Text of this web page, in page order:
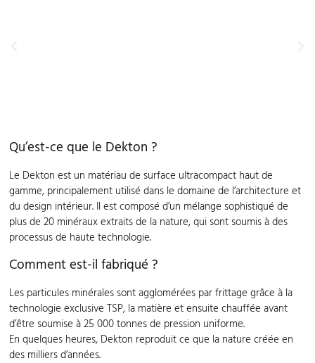
Qu’est-ce que le Dekton ?
Le Dekton est un matériau de surface ultracompact haut de
gamme, principalement utilisé dans le domaine de l’architecture et
du design intérieur. Il est composé d’un mélange sophistiqué de
plus de 20 minéraux extraits de la nature, qui sont soumis à des
processus de haute technologie.
Comment est-il fabriqué ?
Les particules minérales sont agglomérées par frittage grâce à la
technologie exclusive TSP, la matière et ensuite chauffée avant
d’être soumise à 25 000 tonnes de pression uniforme.
En quelques heures, Dekton reproduit ce que la nature créée en
des milliers d’années.